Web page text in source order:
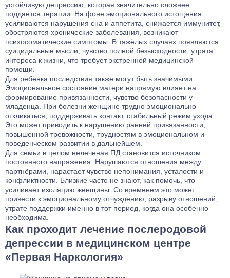
устойчивую депрессию, которая значительно сложнее
поддаётся терапии. На фоне эмоционального истощения
усиливаются нарушения сна и аппетита, снижается иммунитет,
обостряются хронические заболевания, возникают
психосоматические симптомы. В тяжёлых случаях появляются
суицидальные мысли, чувство полной безысходности, утрата
интереса к жизни, что требует экстренной медицинской
помощи.
Для ребёнка последствия также могут быть значимыми.
Эмоциональное состояние матери напрямую влияет на
формирование привязанности, чувство безопасности у
младенца. При болезни женщине трудно эмоционально
откликаться, поддерживать контакт, стабильный режим ухода.
Это может приводить к нарушению ранней привязанности,
повышенной тревожности, трудностям в эмоциональном и
поведенческом развитии в дальнейшем.
Для семьи в целом нелеченая ПД становится источником
постоянного напряжения. Нарушаются отношения между
партнёрами, нарастает чувство непонимания, усталости и
конфликтности. Близкие часто не знают, как помочь, что
усиливает изоляцию женщины. Со временем это может
привести к эмоциональному отчуждению, разрыву отношений,
утрате поддержки именно в тот период, когда она особенно
необходима.
Как проходит лечение послеродовой
депрессии в медицинском центре
«Первая Наркология»